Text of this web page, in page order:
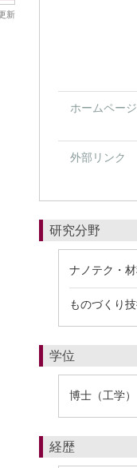
新
ホームページ
外部リンク
研究分野
ナノテク・
ものづくり
学位
博士（工学）
経歴